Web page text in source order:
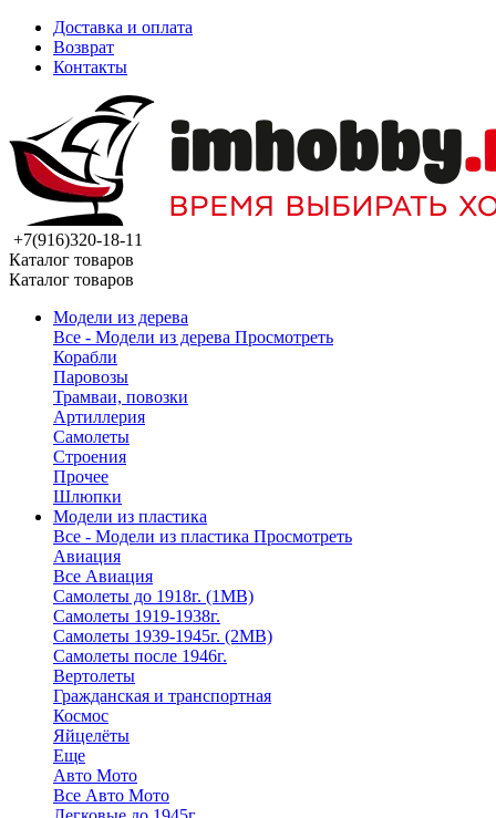
Доставка и оплата
Возврат
Контакты
+7(916)320-18-11
Каталог товаров
Каталог товаров
Модели из дерева
Все - Модели из дерева Просмотреть
Корабли
Паровозы
Трамваи, повозки
Артиллерия
Самолеты
Строения
Прочее
Шлюпки
Модели из пластика
Все - Модели из пластика Просмотреть
Авиация
Все Авиация
Самолеты до 1918г. (1МВ)
Самолеты 1919-1938г.
Самолеты 1939-1945г. (2МВ)
Самолеты после 1946г.
Вертолеты
Гражданская и транспортная
Космос
Яйцелёты
Еще
Авто Мото
Все Авто Мото